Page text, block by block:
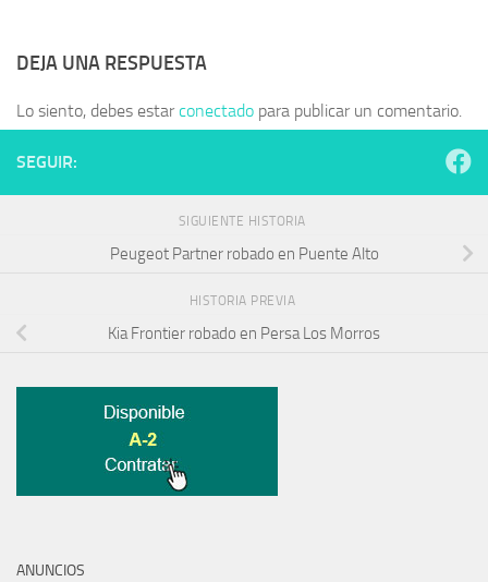
DEJA UNA RESPUESTA
Lo siento, debes estarconectado para publicar un comentario.
SEGUIR:
SIGUIENTE HISTORIA
Peugeot Partner robado en Puente Alto
HISTORIA PREVIA
Kia Frontier robado en Persa Los Morros
ANUNCIOS